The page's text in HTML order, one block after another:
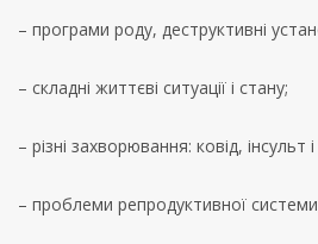
– програми роду, деструктивні
– складні життєві ситуації і стану;
– різні захворювання: ковід, інсульт
– проблеми репродуктивної